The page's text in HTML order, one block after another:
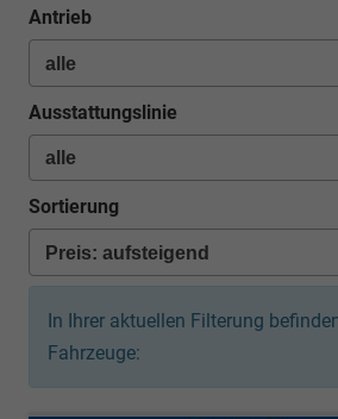
Antrieb
Ausstattungslinie
Sortierung
In Ihrer aktuellen Filterung
Fahrzeuge: